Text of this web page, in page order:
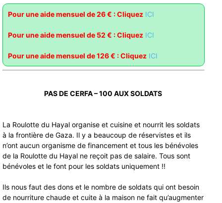
Pour une aide mensuel de 26 € : Cliquez ICI
Pour une aide mensuel de 52 € : Cliquez ICI
Pour une aide mensuel de 126 € : Cliquez ICI
PAS DE CERFA – 100 AUX SOLDATS
La Roulotte du Hayal organise et cuisine et nourrit les soldats
à la frontière de Gaza. Il y a beaucoup de réservistes et ils
n’ont aucun organisme de financement et tous les bénévoles
de la Roulotte du Hayal ne reçoit pas de salaire. Tous sont
bénévoles et le font pour les soldats uniquement !!
Ils nous faut des dons et le nombre de soldats qui ont besoin
de nourriture chaude et cuite à la maison ne fait qu’augmenter